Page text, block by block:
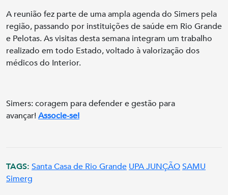
A reunião fez parte de uma ampla agenda do Simers pela
região, passando por instituições de saúde em Rio Grande
e Pelotas. As visitas desta semana integram um trabalho
realizado em todo Estado, voltado à valorização dos
médicos do Interior.
Simers: coragem para defender e gestão para
avançar!Associe-se!
TAGS: Santa Casa de Rio Grande UPA JUNÇÃOSAMU
Simerg